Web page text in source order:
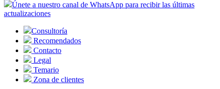
Únete a nuestro canal de WhatsApp para recibir las últimas
actualizaciones
Consultoría
Recomendados
Contacto
Legal
Temario
Zona de clientes